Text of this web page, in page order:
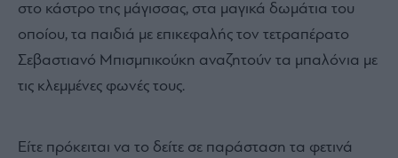
στο κάστρο της µάγισσας, στα µαγικά δωµάτια του
οποίου, τα παιδιά µε επικεφαλής τον τετραπέρατο
Σεβαστιανό Μπισµπικούκη αναζητούν τα µπαλόνια µε
τις κλεµµένες φωνές τους.
Είτε πρόκειται να το δείτε σε παράσταση τα φετινά